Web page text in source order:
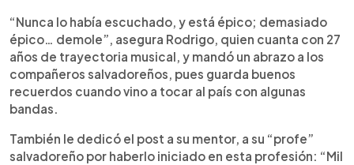
“Nunca lo había escuchado, y está épico; demasiado
épico… demole”, asegura Rodrigo, quien cuanta con 27
años de trayectoria musical, y mandó un abrazo a los
compañeros salvadoreños, pues guarda buenos
recuerdos cuando vino a tocar al país con algunas
bandas.
También le dedicó el post a su mentor, a su “profe”
salvadoreño por haberlo iniciado en esta profesión: “Mil